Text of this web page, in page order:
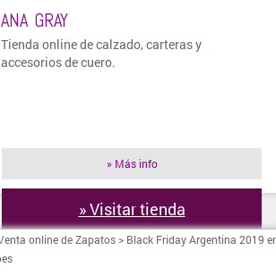
ANA GRAY
Tienda online de calzado, carteras y
accesorios de cuero.
» Más info
» Visitar tienda